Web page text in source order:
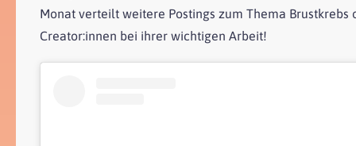
Monat verteilt weitere Postings zum Thema
Creator:innen bei ihrer wichtigen Arbeit!